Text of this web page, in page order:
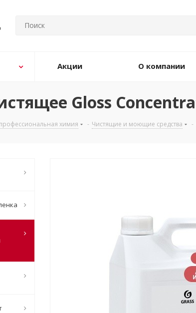
Акции О компании
Gloss
химия - Чистящие и моющие средства -